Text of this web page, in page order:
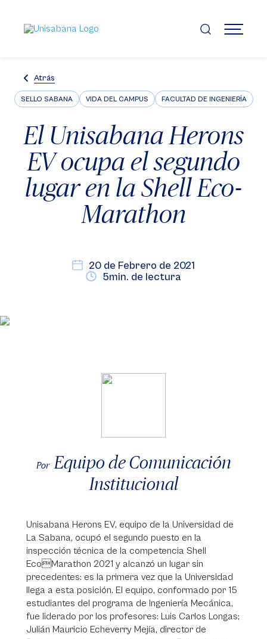
contenido
principal
MENÚ
Atrás
SELLO SABANA VIDA DEL CAMPUS FACULTAD DE INGENIERÍA
El Unisabana Herons
EV ocupa el segundo
lugar en la Shell Eco-
Marathon
20 de Febrero de 2021
5min. de lectura
Por Equipo de Comunicación
Institucional
Unisabana Herons EV, equipo de la Universidad de
La Sabana, ocupó el segundo puesto en la
inspección técnica de la competencia Shell
EcoMarathon 2021 y alcanzó un lugar sin
precedentes: es la primera vez que la Universidad
llega a esta posición. El equipo, conformado por 15
estudiantes del programa de Ingeniería Mecánica,
fue liderado por los profesores: Luis Carlos Longas;
Julián Mauricio Echeverry Mejía, director de